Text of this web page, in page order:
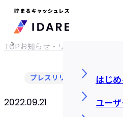
はじ
ユー
TOPお知らせ・リリース
2022.09.21
プレスリリース